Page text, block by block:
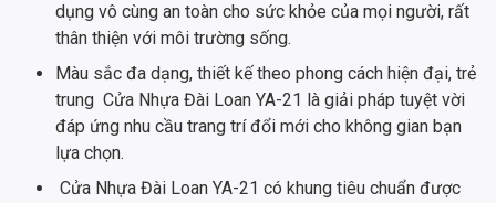
dụng vô cùng an toàn cho sức khỏe của mọi người, rất
thân thiện với môi trường sống.
Màu sắc đa dạng, thiết kế theo phong cách hiện đại, trẻ
trung Cửa Nhựa Đài Loan YA-21 là giải pháp tuyệt vời
đáp ứng nhu cầu trang trí đổi mới cho không gian bạn
lựa chọn.
Cửa Nhựa Đài Loan YA-21 có khung tiêu chuẩn được